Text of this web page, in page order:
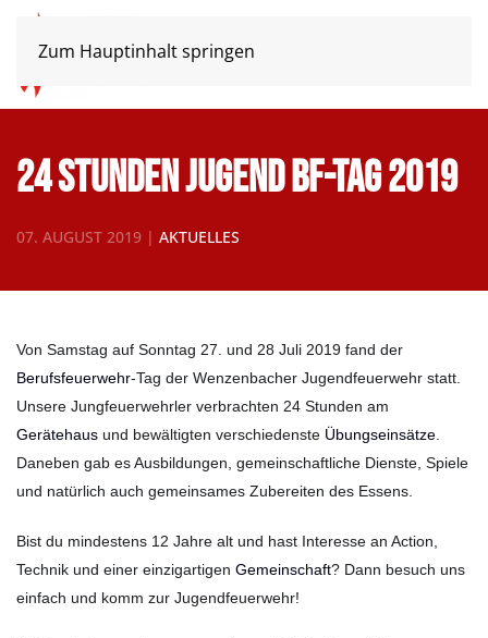
Zum Hauptinhalt springen
24 Stunden Jugend BF-Tag 2019
07. AUGUST 2019 | AKTUELLES
Von Samstag auf Sonntag 27. und 28 Juli 2019 fand der
Berufsfeuerwehr-Tag der Wenzenbacher Jugendfeuerwehr statt.
Unsere Jungfeuerwehrler verbrachten 24 Stunden am
Gerätehaus und bewältigten verschiedenste Übungseinsätze
Daneben gab es Ausbildungen, gemeinschaftliche Dienste, Spiele
und natürlich auch gemeinsames Zubereiten des Essens.
Bist du mindestens 12 Jahre alt und hast Interesse an Action,
Technik und einer einzigartigen Gemeinschaft? Dann besuch uns
einfach und komm zur Jugendfeuerwehr!